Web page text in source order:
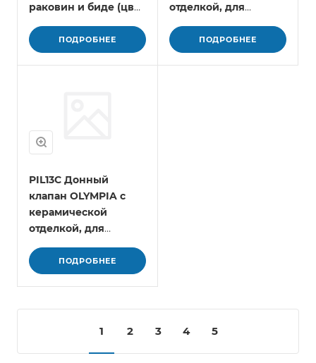
раковин и биде (цвет
- синий глянцевый)
ПОДРОБНЕЕ
отделкой, для
раковины или биде
(цвет - голубой
матовый)#
ПОДРОБНЕЕ
PIL13C Донный
клапан OLYMPIA с
керамической
отделкой, для
раковины или биде
(цвет - черный
глянцевый)
ПОДРОБНЕЕ
1 2 3 4 5